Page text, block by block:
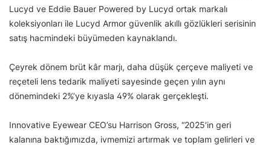
Lucyd ve Eddie Bauer Powered by Lucyd ortak markalı
koleksiyonları ile Lucyd Armor güvenlik akıllı gözlükleri serisinin
satış hacmindeki büyümeden kaynaklandı.
Çeyrek dönem brüt kâr marjı, daha düşük çerçeve maliyeti ve
reçeteli lens tedarik maliyeti sayesinde geçen yılın aynı
dönemindeki 2%’ye kıyasla 49% olarak gerçekleşti.
Innovative Eyewear CEO’su Harrison Gross, “2025’in geri
kalanına baktığımızda, ivmemizi artırmak ve toplam gelirleri ve